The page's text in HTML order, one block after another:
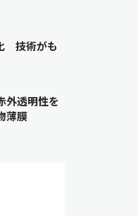
技術がも
外透明性を
薄膜